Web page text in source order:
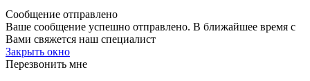
Сообщение отправлено
Ваше сообщение успешно отправлено. В ближайшее время с
Вами свяжется наш специалист
Закрыть окно
Перезвонить мне